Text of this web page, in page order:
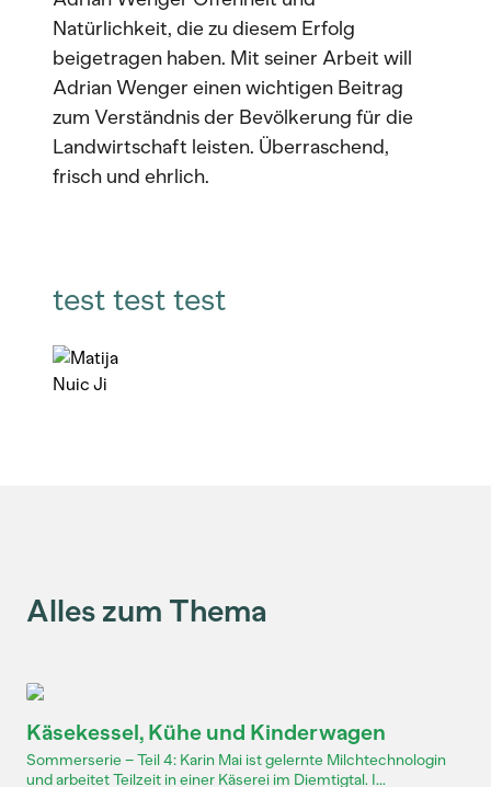
Natürlichkeit, die zu diesem Erfolg
beigetragen haben. Mit seiner Arbeit will
Adrian Wenger einen wichtigen Beitrag
zum Verständnis der Bevölkerung für die
Landwirtschaft leisten. Überraschend,
frisch und ehrlich.
test test test
Alles zum Thema
Käsekessel, Kühe und Kinderwagen
Sommerserie – Teil 4: Karin Mai ist gelernte Milchtechnologin
und arbeitet Teilzeit in einer Käserei im Diemtigtal. I...